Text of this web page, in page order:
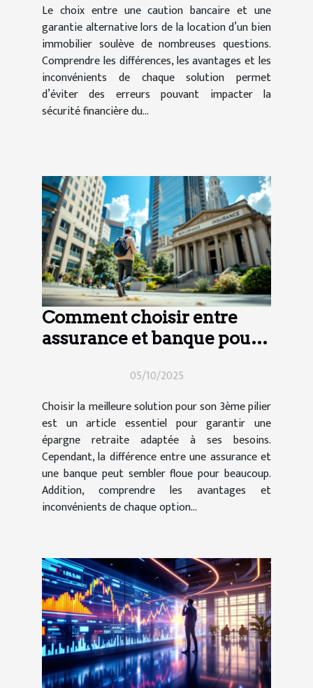
Le choix entre une caution bancaire et une
garantie alternative lors de la location d’un bien
immobilier soulève de nombreuses questions.
Comprendre les différences, les avantages et les
inconvénients de chaque solution permet
d’éviter des erreurs pouvant impacter la
sécurité financière du...
Comment choisir entre
assurance et banque pour
05/10/2025
Choisir la meilleure solution pour son 3ème pilier
est un article essentiel pour garantir une
épargne retraite adaptée à ses besoins.
Cependant, la différence entre une assurance et
une banque peut sembler floue pour beaucoup.
Addition, comprendre les avantages et
inconvénients de chaque option...